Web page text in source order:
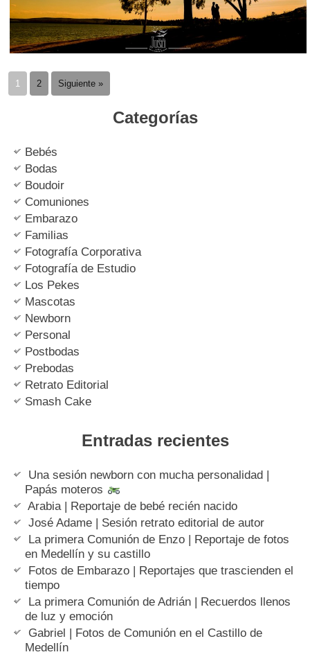
1 2 Siguiente »
Categorías
Bebés
Bodas
Boudoir
Comuniones
Embarazo
Familias
Fotografía Corporativa
Fotografía de Estudio
Los Pekes
Mascotas
Newborn
Personal
Postbodas
Prebodas
Retrato Editorial
Smash Cake
Entradas recientes
Una sesión newborn con mucha personalidad |
Papás moteros
Arabia | Reportaje de bebé recién nacido
José Adame | Sesión retrato editorial de autor
La primera Comunión de Enzo | Reportaje de fotos
en Medellín y su castillo
Fotos de Embarazo | Reportajes que trascienden el
tiempo
La primera Comunión de Adrián | Recuerdos llenos
de luz y emoción
Gabriel | Fotos de Comunión en el Castillo de
Medellín